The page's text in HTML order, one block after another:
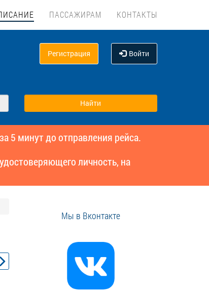
ПАССАЖИРАМ КОНТАКТЫ
Регистрация Войти
5 минут до отправления рейса.
личность, на
Мы в Вконтакте